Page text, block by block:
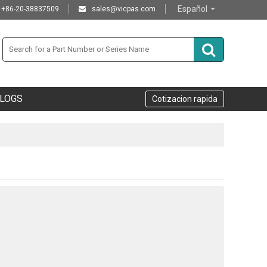
Español
+86-20-38837509 sales@vicpas.com
Cotizacion rapida